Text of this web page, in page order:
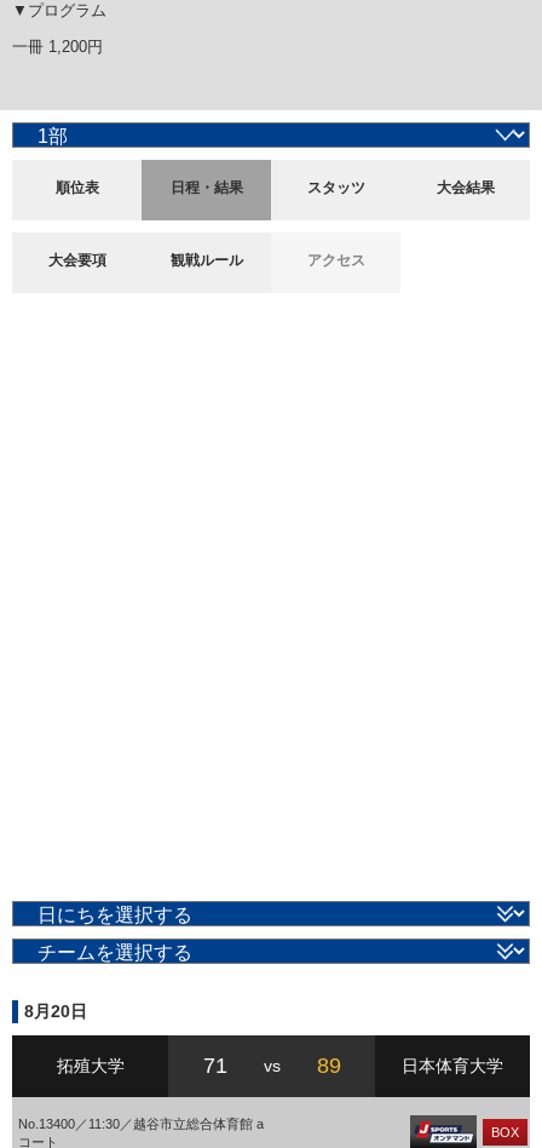
▼プログラム
一冊 1,200円
順位表 日程・結果 スタッツ 大会結果
大会要項 観戦ルール アクセス
8月20日
拓殖大学 71 vs 89 日本体育大学
No.13400／11:30／越谷市立総合体育館 a
コート
BOX